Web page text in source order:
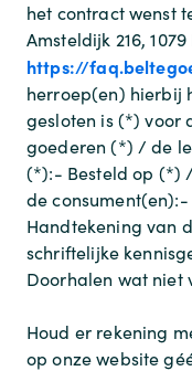
het contract wenst
Amsteldijk 216,
https://
herroep(en) hierbij
gesloten is (*) voor
goederen (*) / de
(*):- Besteld op (*)
de consument(en):-
Handtekening van
schriftelijke
Doorhalen wat niet
Houd er rekening
op onze website